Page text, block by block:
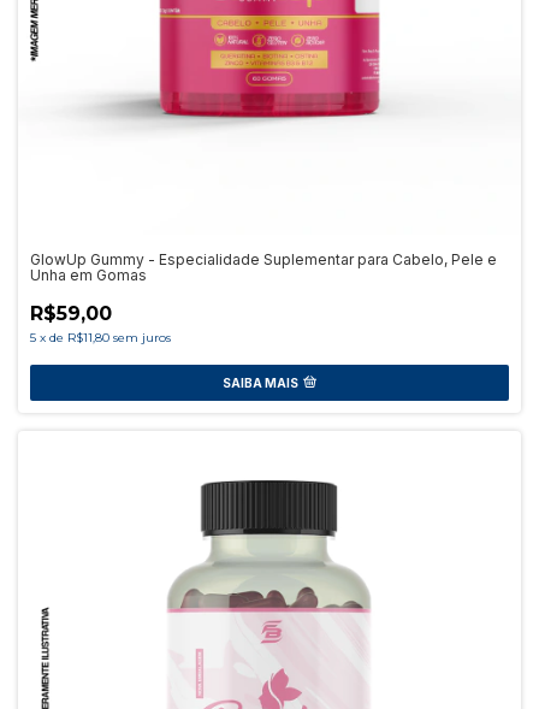
GlowUp Gummy - Especialidade Suplementar para Cabelo, Pele e
Unha em Gomas
R$59,00
5 x de R$11,80 sem juros
SAIBA MAIS